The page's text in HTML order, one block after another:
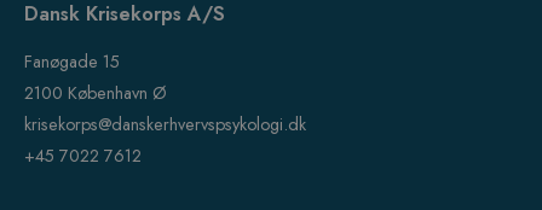
Dansk Krisekorps A/S
Fanøgade 15
2100 København Ø
krisekorps@danskerhvervspsykologi.dk
+45 7022 7612